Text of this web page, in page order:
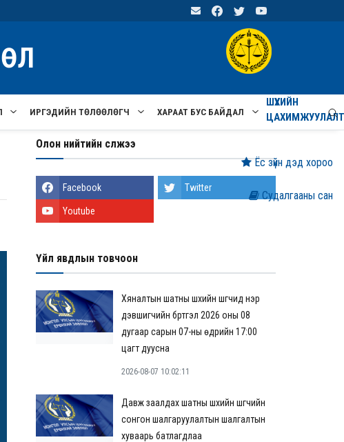
ИРГЭДИЙН ТӨЛӨӨЛӨГЧ ХАРААТ БУС БАЙДАЛ
ШҮҮХИЙН
Олон нийтийн сүлжээ
Facebook Twitter
Youtube
Үйл явдлын товчоон
Хяналтын шатны шүүхийн шүүгчид нэр
дэвшигчийн бүртгэл 2026 оны 08
дугаар сарын 07-ны өдрийн 17:00
цагт дуусна
2026-08-07 10:02:11
Давж заалдах шатны шүүхийн шүүгчийн
сонгон шалгаруулалтын шалгалтын
хуваарь батлагдлаа
Судалгааны сан
Ёс зүйн дэд хороо